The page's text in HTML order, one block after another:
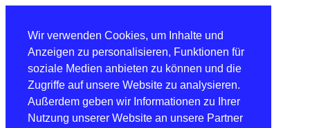
Wir verwenden Cookies, um Inhalte und
Anzeigen zu personalisieren, Funktionen für
soziale Medien anbieten zu können und die
Zugriffe auf unsere Website zu analysieren.
Außerdem geben wir Informationen zu Ihrer
Nutzung unserer Website an unsere Partner